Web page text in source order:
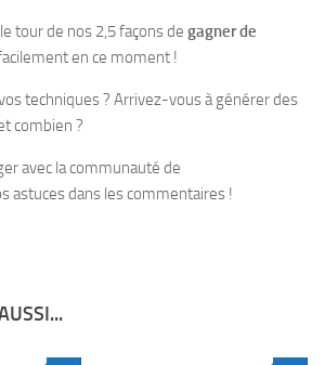
tour de nos 2,5 façons de gagner de
en ce moment !
techniques ? Arrivez-vous à générer des
combien ?
avec la communauté de
astuces dans les commentaires !